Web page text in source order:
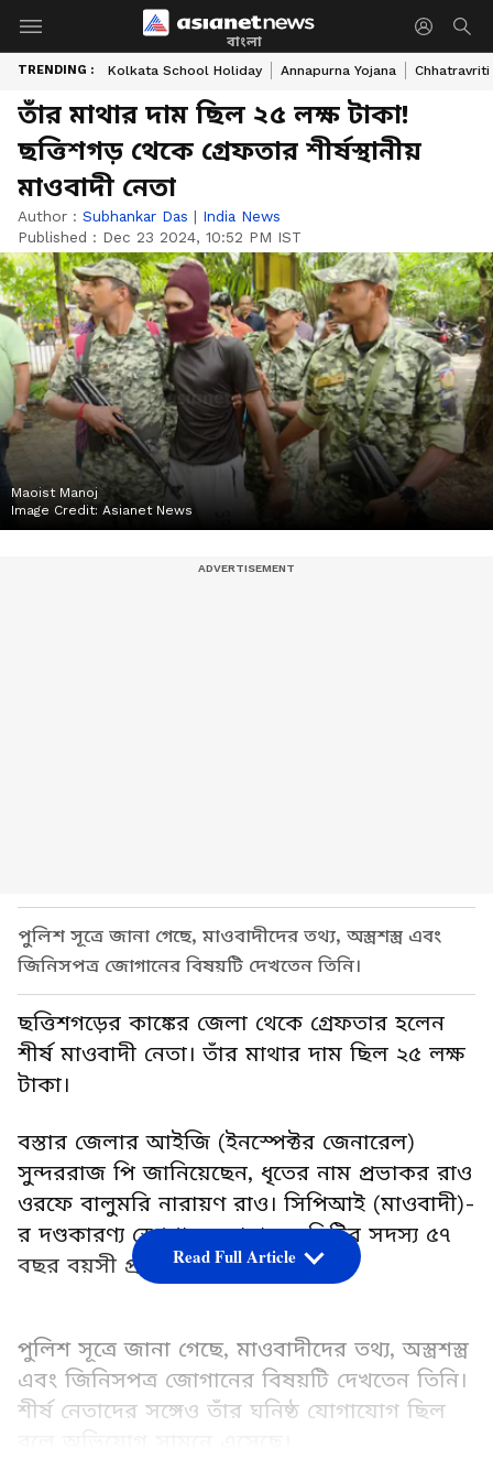
বাংলা
TRENDING : Kolkata School Holiday Annapurna Yojana Chhatravriti
তাঁর মাথার দাম ছিল ২৫ লক্ষ টাকা!
ছত্তিশগড় থেকে গ্রেফতার শীর্ষস্থানীয়
মাওবাদী নেতা
Author : Subhankar Das | India News
Published : Dec 23 2024, 10:52 PM IST
Maoist Manoj
Image Credit: Asianet News
পুলিশ সূত্রে জানা গেছে, মাওবাদীদের তথ্য, অস্ত্রশস্ত্র এবং
জিনিসপত্র জোগানের বিষয়টি দেখতেন তিনি।
ছত্তিশগড়ের কাঙ্কের জেলা থেকে গ্রেফতার হলেন
শীর্ষ মাওবাদী নেতা। তাঁর মাথার দাম ছিল ২৫ লক্ষ
টাকা।
বস্তার জেলার আইজি (ইনস্পেক্টর জেনারেল)
সুন্দররাজ পি জানিয়েছেন, ধৃতের নাম প্রভাকর রাও
ওরফে বালুমরি নারায়ণ রাও। সিপিআই (মাওবাদী)-
র দণ্ডকারণ্য স্পেশাল জ়োনাল কমিটির সদস্য ৫৭
বছর বয়সী প্রভাকর।
পুলিশ সূত্রে জানা গেছে, মাওবাদীদের তথ্য, অস্ত্রশস্ত্র
এবং জিনিসপত্র জোগানের বিষয়টি দেখতেন তিনি।
শীর্ষ নেতাদের সঙ্গেও তাঁর ঘনিষ্ঠ যোগাযোগ ছিল
Read Full Article